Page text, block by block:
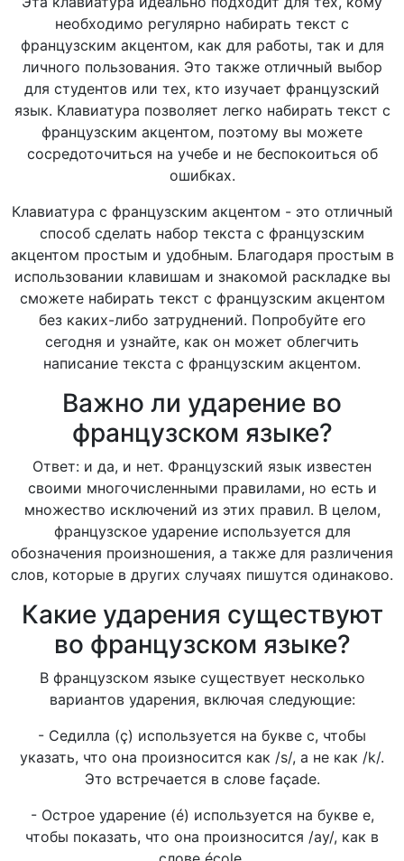
необходимо регулярно набирать текст с
французским акцентом, как для работы, так и для
личного пользования. Это также отличный выбор
для студентов или тех, кто изучает французский
язык. Клавиатура позволяет легко набирать текст с
французским акцентом, поэтому вы можете
сосредоточиться на учебе и не беспокоиться об
ошибках.
Клавиатура с французским акцентом - это отличный
способ сделать набор текста с французским
акцентом простым и удобным. Благодаря простым в
использовании клавишам и знакомой раскладке вы
сможете набирать текст с французским акцентом
без каких-либо затруднений. Попробуйте его
сегодня и узнайте, как он может облегчить
написание текста с французским акцентом.
Важно ли ударение во
французском языке?
Ответ: и да, и нет. Французский язык известен
своими многочисленными правилами, но есть и
множество исключений из этих правил. В целом,
французское ударение используется для
обозначения произношения, а также для различения
слов, которые в других случаях пишутся одинаково.
Какие ударения существуют
во французском языке?
В французском языке существует несколько
вариантов ударения, включая следующие:
- Седилла (ç) используется на букве c, чтобы
указать, что она произносится как /s/, а не как /k/.
Это встречается в слове façade.
- Острое ударение (é) используется на букве e,
чтобы показать, что она произносится /ay/, как в